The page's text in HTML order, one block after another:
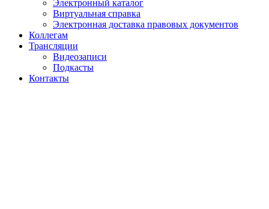
Электронный каталог
Виртуальная справка
Электронная доставка правовых документов
Коллегам
Трансляции
Видеозаписи
Подкасты
Контакты